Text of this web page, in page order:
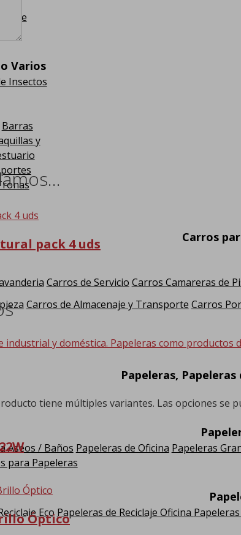
de
Varios
Insectos
Barras
y
Carros
Carros de Servicio Carros Camareras de
Carros de Almacenaje y Transporte Carros
industrial y doméstica. Papeleras como productos
Papeleras,
Aseos / Baños Papeleras de Oficina Papeleras
para Papeleras
Eco Papeleras de Reciclaje Oficina
pack 4 uds
tiene múltiples variantes. Las opciones se
Óptico